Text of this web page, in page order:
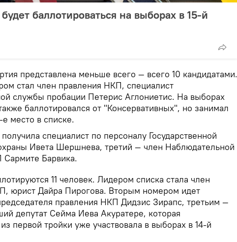
баллотироваться на выборах в 15-й
представлена меньше всего — всего 10 кандидатами.
стал член правления НКП, специалист
службы пробации Петерис Аглониетис. На выборах
баллотировался от "Консервативных", но занимал
место в списке.
специалист по персоналу Государственной
Ивета Шершнева, третий — член Наблюдательной
Барвика.
11 человек. Лидером списка стала член
юрист Дайра Пирогова. Вторым номером идет
правления НКП Дидзис Зирапс, третьим —
депутат Сейма Иева Акуратере, которая
первой тройки уже участвовала в выборах в 14-й